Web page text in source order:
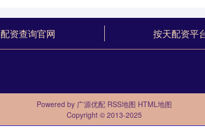
配资查询官网 按天配资平
Powered by 广源优配 RSS地图 HTML地图
Copyright © 2013-2025